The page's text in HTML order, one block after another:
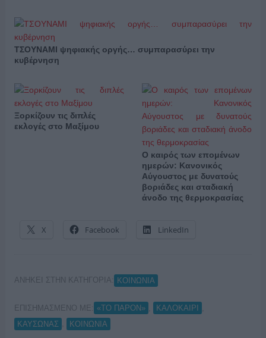
ΤΣΟΥΝΑΜΙ ψηφιακής οργής… συμπαρασύρει την
κυβέρνηση
Ξορκίζουν τις διπλές
εκλογές στο Μαξίμου
Ο καιρός των επομένων
ημερών: Κανονικός
Αύγουστος με δυνατούς
βοριάδες και σταδιακή
άνοδο της θερμοκρασίας
X Facebook LinkedIn
ΑΝΗΚΕΙ ΣΤΗΝ ΚΑΤΗΓΟΡΙΑ: ΚΟΙΝΩΝΙΑ
ΕΠΙΣΗΜΑΣΜΕΝΟ ΜΕ: «ΤΟ ΠΑΡΟΝ» ΚΑΛΟΚΑΙΡΙ
ΚΑΥΣΩΝΑΣ
ΚΟΙΝΩΝΙΑ